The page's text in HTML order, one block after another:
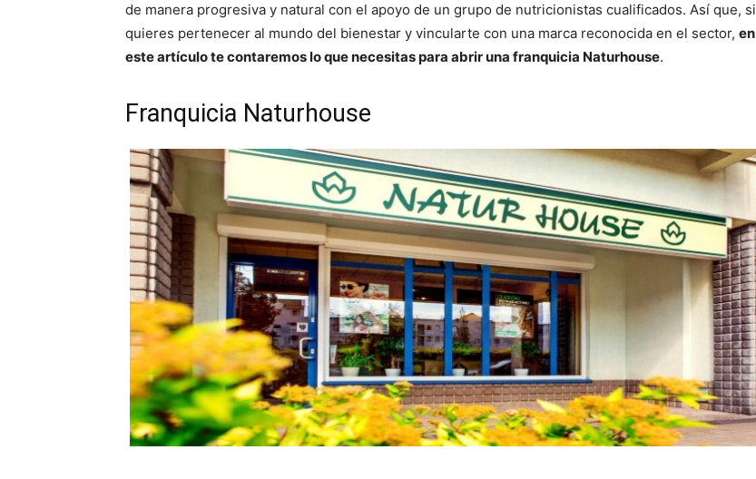
de manera progresiva y natural con el apoyo de un grupo de nutricionistas cualificados. Así que, si
quieres pertenecer al mundo del bienestar y vincularte con una marca reconocida en el sector, en
este artículo te contaremos lo que necesitas para abrir una franquicia Naturhouse.
Franquicia Naturhouse